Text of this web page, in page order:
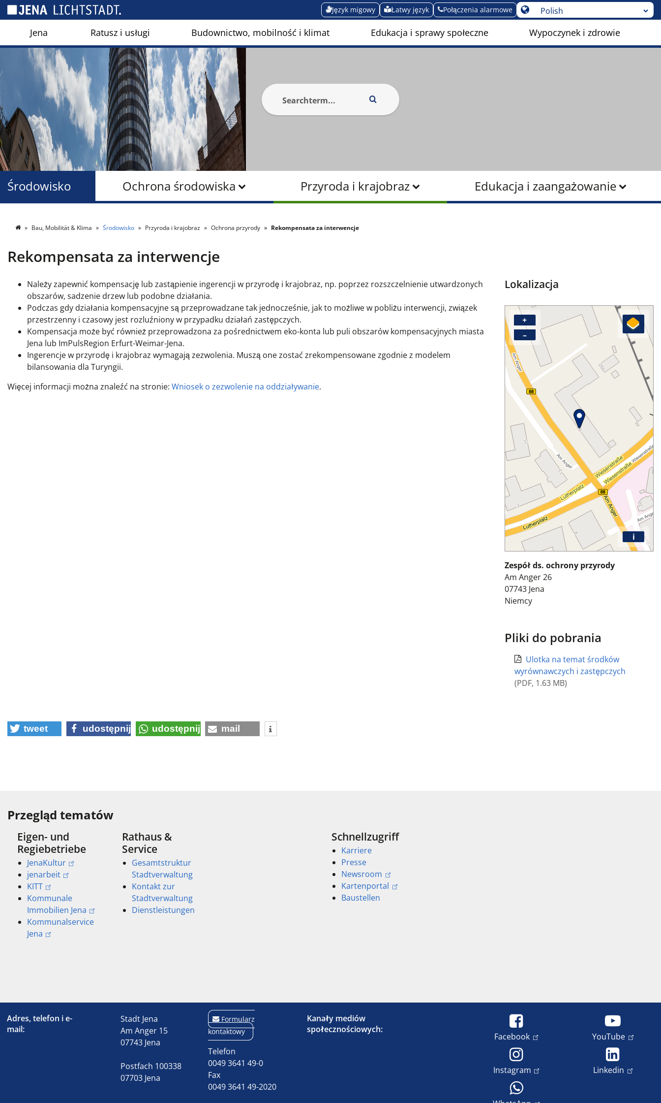
Język migowy Łatwy język Połączenia alarmowe
Jena Ratusz i usługi Budownictwo, mobilność i klimat Edukacja i sprawy społeczne Wypoczynek i zdrowie
Ochrona środowiska Przyroda i krajobraz Edukacja i zaangażowanie
Środowisko
Bau, Mobilität & Klima Środowisko Przyroda i krajobraz Ochrona przyrody Rekompensata za interwencje
Rekompensata za interwencje
Należy zapewnić kompensację lub zastąpienie ingerencji w przyrodę i krajobraz, np. poprzez rozszczelnienie utwardzonych
obszarów, sadzenie drzew lub podobne działania.
Podczas gdy działania kompensacyjne są przeprowadzane tak jednocześnie, jak to możliwe w pobliżu interwencji, związek
przestrzenny i czasowy jest rozluźniony w przypadku działań zastępczych.
Kompensacja może być również przeprowadzona za pośrednictwem eko-konta lub puli obszarów kompensacyjnych miasta
Jena lub ImPulsRegion Erfurt-Weimar-Jena.
Ingerencje w przyrodę i krajobraz wymagają zezwolenia. Muszą one zostać zrekompensowane zgodnie z modelem
bilansowania dla Turyngii.
Więcej informacji można znaleźć na stronie: Wniosek o zezwolenie na oddziaływanie.
Lokalizacja
+
–
i
Zespół ds. ochrony przyrody
Am Anger 26
07743 Jena
Niemcy
Pliki do pobrania
Ulotka na temat środków
wyrównawczych i zastępczych
(PDF, 1.63 MB)
tweet udostępnij udostępnij mail
Przegląd tematów
Eigen- und
Regiebetriebe
JenaKultur
jenarbeit
KITT
Kommunale
Immobilien Jena
Kommunalservice
Jena
Rathaus &
Service
Gesamtstruktur
Stadtverwaltung
Kontakt zur
Stadtverwaltung
Dienstleistungen
Schnellzugriff
Karriere
Presse
Newsroom
Kartenportal
Baustellen
Adres, telefon i e-
mail:
Stadt Jena
Am Anger 15
07743 Jena
Postfach 100338
07703 Jena
Formularz
kontaktowy
Telefon
0049 3641 49-0
Fax
0049 3641 49-2020
Kanały mediów
społecznościowych:
Facebook YouTube
Instagram Linkedin
Panel zarządzania plikami cookies